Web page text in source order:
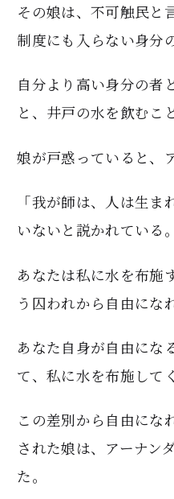
その娘は、不可触民と
制度にも入らない身分
自分より高い身分の者
と、井戸の水を飲むこ
娘が戸惑っていると、
「我が師は、人は生
いないと説かれている。
あなたは私に水を布施
う囚われから自由にな
あなた自身が自由にな
て、私に水を布施して
この差別から自由にな
された娘は、アーナン
た。